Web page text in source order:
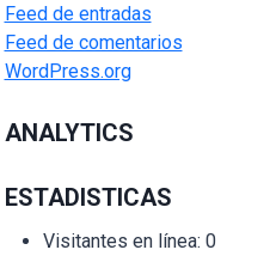
Feed de entradas
Feed de comentarios
WordPress.org
ANALYTICS
ESTADISTICAS
Visitantes en línea: 0